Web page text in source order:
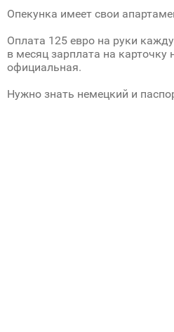
Опекунка имеет свои
Оплата 125 евро на руки
в месяц зарплата на карточку
официальная.
Нужно знать немецкий и